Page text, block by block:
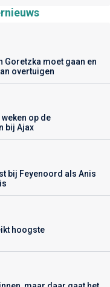
Goretzka moet gaan en
overtuigen
op de
bij Ajax
bij Feyenoord als Anis
hoogste